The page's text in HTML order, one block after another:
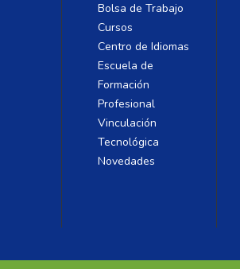
Bolsa de Trabajo
Cursos
Centro de Idiomas
Escuela de
Formación
Profesional
Vinculación
Tecnológica
Novedades